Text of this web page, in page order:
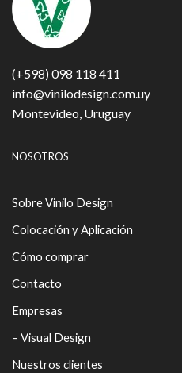
(+598) 098 118 411
info@vinilodesign.com.uy
Montevideo, Uruguay
NOSOTROS
Sobre Vinilo Design
Colocación y Aplicación
Cómo comprar
Contacto
Empresas
– Visual Design
Nuestros clientes